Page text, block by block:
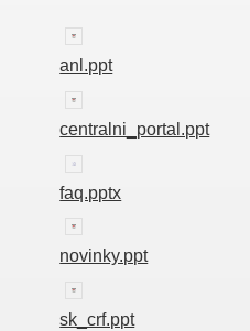
anl.ppt
centralni_portal.ppt
faq.pptx
novinky.ppt
sk_crf.ppt